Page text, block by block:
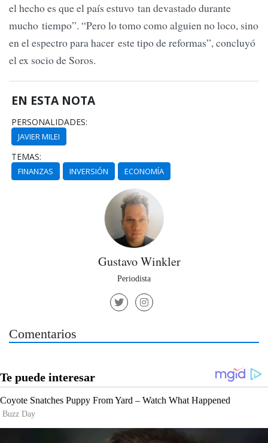
el hecho es que el país estuvo tan devastado durante
mucho tiempo”. “Pero lo tomo como alguien no loco, sino
en el espectro para hacer este tipo de reformas”, concluyó
el ex socio de Soros.
EN ESTA NOTA
PERSONALIDADES:
JAVIER MILEI
TEMAS:
FINANZAS INVERSIÓN ECONOMÍA
Gustavo Winkler
Periodista
Comentarios